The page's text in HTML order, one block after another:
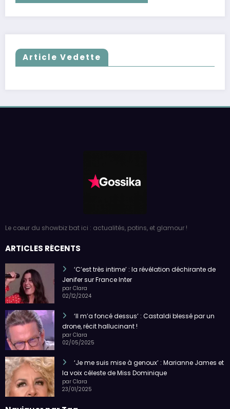
Article Vedette
Le cœur du showbiz bat ici : actualités, potins, et glamour !
ARTICLES RÉCENTS
‘C’est très intime’ : la révélation déchirante de
Jenifer sur France Inter
par Clara
02/12/2024
‘Il m’a foncé dessus’ : Castaldi blessé par un
drone, récit hallucinant !
par Clara
02/05/2025
‘Je me suis mise à genoux’ : Marianne James et
la voix céleste de Miss Dominique
par Clara
23/01/2025